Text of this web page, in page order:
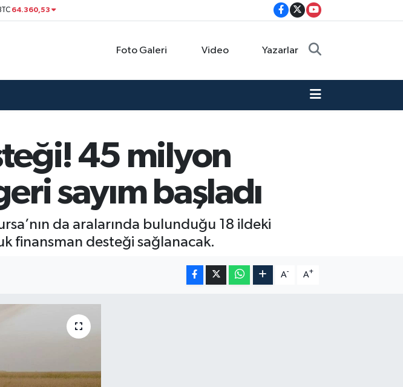
64.360,53
Foto Galeri Video Yazarlar
45 milyon
sayım başladı
da aralarında bulunduğu 18 ildeki
finansman desteği sağlanacak.
A- A+